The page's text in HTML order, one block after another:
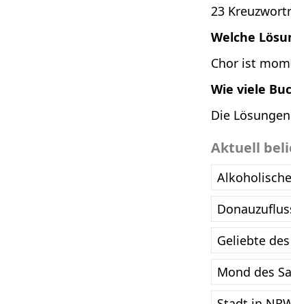
23
Welche
Chor ist
Wie viele
Die
Aktuell
Geliebte
Mond des